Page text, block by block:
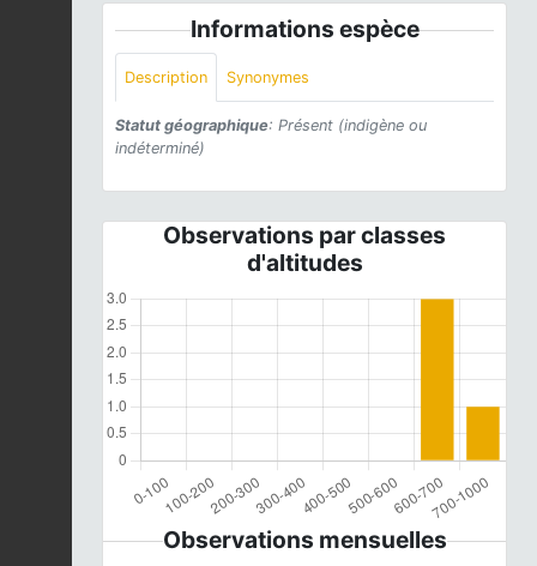
Informations espèce
Description Synonymes
Statut géographique: Présent (indigène ou
indéterminé)
Observations par classes
d'altitudes
Observations mensuelles